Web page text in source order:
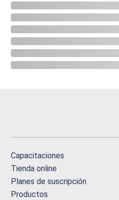
Capacitaciones
Tienda online
Planes de suscripción
Productos